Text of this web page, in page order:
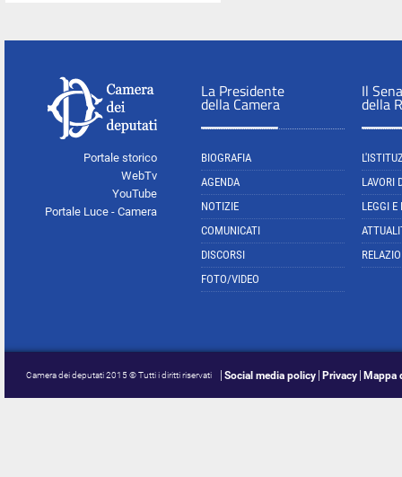
Portale storico
WebTv
YouTube
Portale Luce - Camera
La Presidente
della Camera
BIOGRAFIA
AGENDA
NOTIZIE
COMUNICATI
DISCORSI
FOTO/VIDEO
Il
della
LAVORI
LEGGI E
Camera dei deputati 2015 © Tutti i diritti riservati Social media policy Privacy Mappa